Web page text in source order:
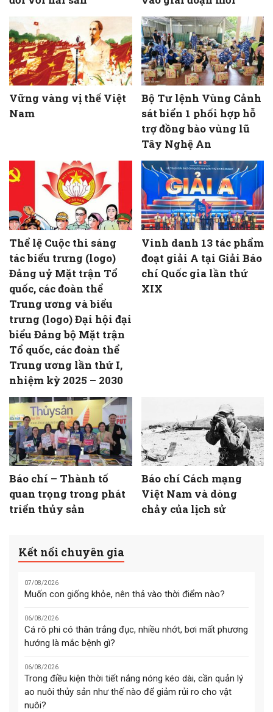
Vững vàng vị thế Việt
Nam
Bộ Tư lệnh Vùng Cảnh
sát biển 1 phối hợp hỗ
trợ đồng bào vùng lũ
Tây Nghệ An
Thể lệ Cuộc thi sáng
tác biểu trưng (logo)
Đảng uỷ Mặt trận Tổ
quốc, các đoàn thể
Trung ương và biểu
trưng (logo) Đại hội đại
biểu Đảng bộ Mặt trận
Tổ quốc, các đoàn thể
Trung ương lần thứ I,
nhiệm kỳ 2025 – 2030
Vinh danh 13 tác phẩm
đoạt giải A tại Giải Báo
chí Quốc gia lần thứ
XIX
Báo chí – Thành tố
quan trọng trong phát
triển thủy sản
Báo chí Cách mạng
Việt Nam và dòng
chảy của lịch sử
Kết nối chuyên gia
07/08/2026
Muốn con giống khỏe, nên thả vào thời điểm nào?
06/08/2026
Cá rô phi có thân trắng đục, nhiều nhớt, bơi mất phương
hướng là mắc bệnh gì?
06/08/2026
Trong điều kiện thời tiết nắng nóng kéo dài, cần quản lý
ao nuôi thủy sản như thế nào để giảm rủi ro cho vật
nuôi?